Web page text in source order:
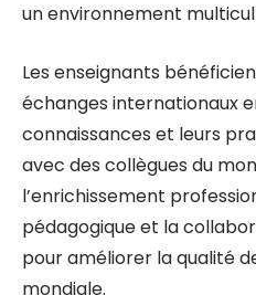
un environnement
Les enseignants
échanges internationaux
connaissances et leurs
avec des collègues du
l’enrichissement
pédagogique et la
pour améliorer la qualité
mondiale.